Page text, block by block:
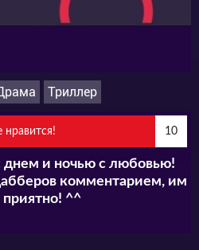
Триллер
нравится! 10
днем и ночью с любовью!
комментарием, им
приятно! ^^